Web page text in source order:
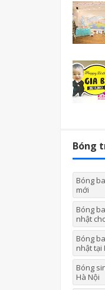
Bóng
Bóng
mới
Bóng
nhật
Bóng
nhật tại
Bóng
Hà Nội